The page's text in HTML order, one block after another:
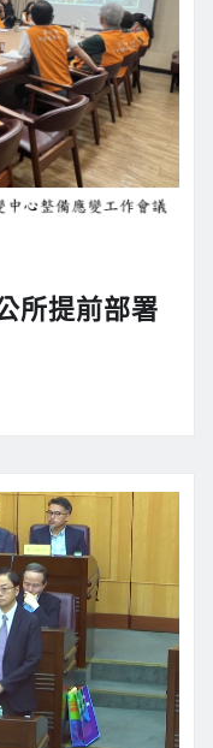
所提前部署